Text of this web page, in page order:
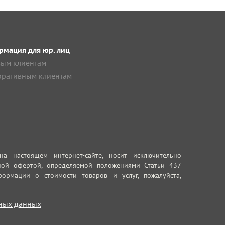
для юр. лиц
клиентам
клиентам
интернет-сайте, носит исключительно
офертой, определяемой положениями Статьи 437
о стоимости товаров и услуг, пожалуйста,
данных